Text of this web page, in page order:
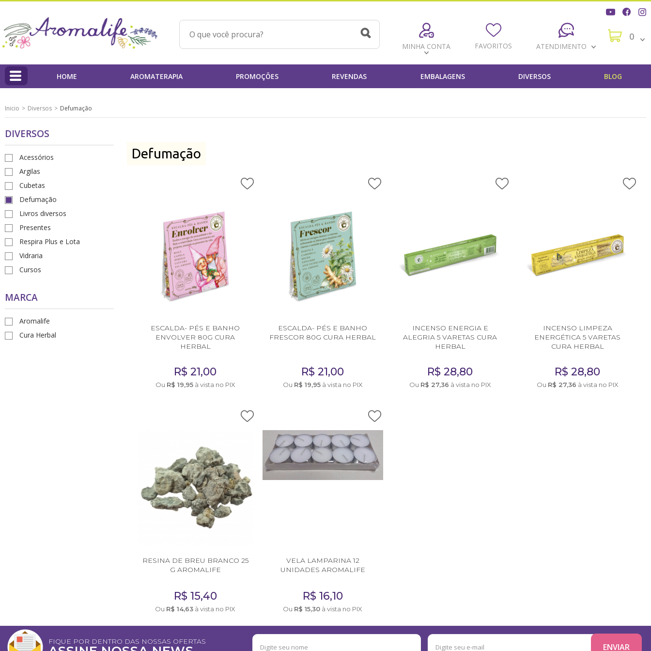
MINHA CONTA FAVORITOS ATENDIMENTO
0
Linha Aromalife
Profissionais
PAP'AROMA - Projeto Aromaterapia na Prática
Qualidade dos Produtos / IBD
Beatriz Yoshimura
Novidades
Cursos
AROMATERAPIA
Óleos e Manteigas Vegetais
REVENDAS
Revendas
HOME AROMATERAPIA PROMOÇÕES REVENDAS EMBALAGENS DIVERSOS BLOG
Inicio Diversos Defumação
DIVERSOS
Acessórios
Argilas
Cubetas
Defumação
Livros diversos
Presentes
Respira Plus e Lota
Vidraria
Cursos
MARCA
Aromalife
Cura Herbal
Defumação
ESCALDA- PÉS E BANHO
ENVOLVER 80G CURA
HERBAL
R$21,00
Ou R$ 19,95à vista no PIX
ESCALDA- PÉS E BANHO
FRESCOR 80G CURA HERBAL
R$21,00
Ou R$ 19,95à vista no PIX
INCENSO ENERGIA E
ALEGRIA 5 VARETAS CURA
HERBAL
R$28,80
Ou R$ 27,36 à vista no PIX
INCENSO LIMPEZA
ENERGÉTICA 5 VARETAS
CURA HERBAL
R$28,80
Ou R$ 27,36 à vista no PIX
RESINA DE BREU BRANCO 25
G AROMALIFE
R$ 15,40
Ou R$14,63 à vista no PIX
VELA LAMPARINA 12
UNIDADES AROMALIFE
R$ 16,10
Ou R$15,30 à vista no PIX
FIQUE POR DENTRO DAS NOSSAS OFERTAS